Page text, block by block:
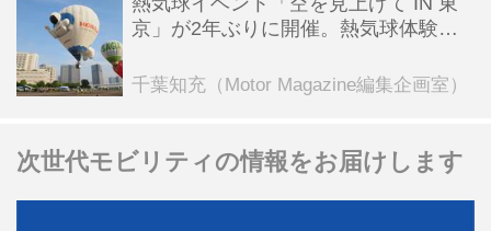
京」が2年ぶりに開催。熱気球体験搭
ンテンツも
千葉知充（Motor Magazine編集企画室）
次世代モビリティの情報をお届けします